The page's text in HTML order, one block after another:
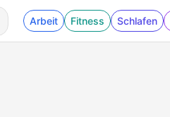
Arbeit Fitness Schlafen